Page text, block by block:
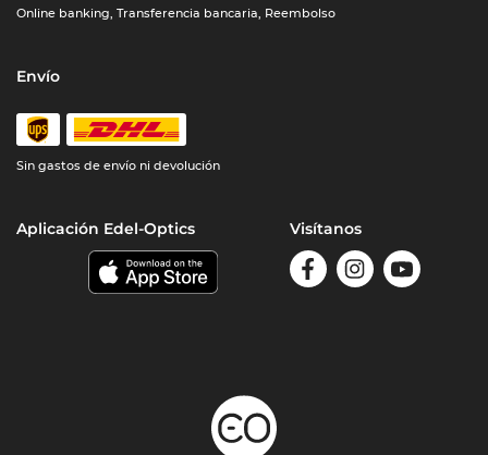
Online banking, Transferencia bancaria, Reembolso
Envío
Sin gastos de envío ni devolución
Aplicación Edel-Optics Visítanos